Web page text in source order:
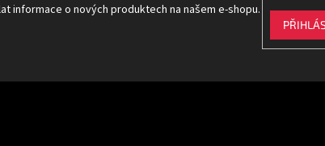
informace o nových produktech na našem e-shopu.